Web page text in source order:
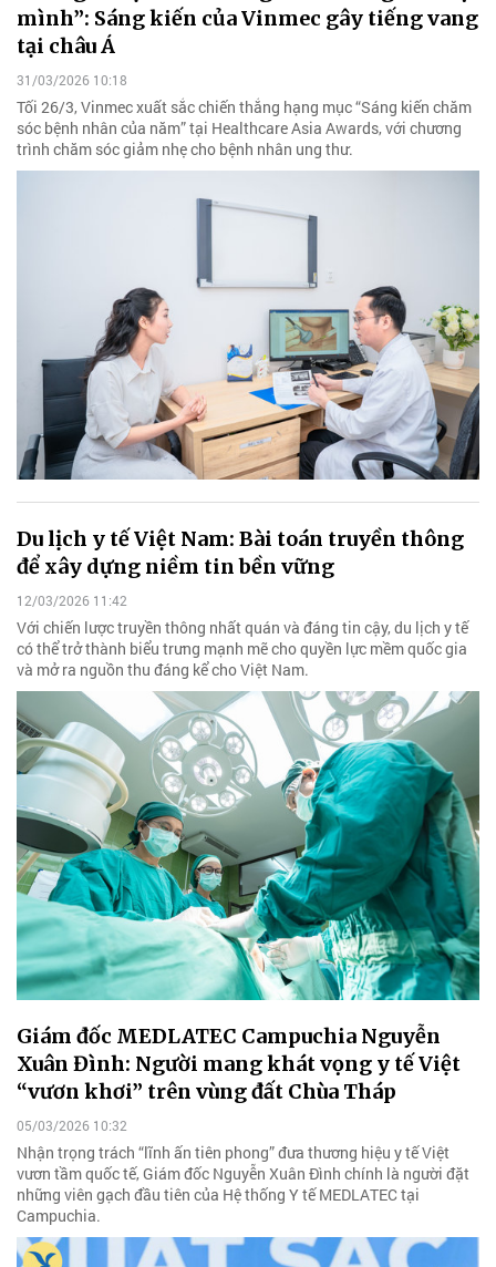
mình”: Sáng kiến của Vinmec gây tiếng vang
tại châu Á
31/03/2026 10:18
Tối 26/3, Vinmec xuất sắc chiến thắng hạng mục “Sáng kiến chăm
sóc bệnh nhân của năm” tại Healthcare Asia Awards, với chương
trình chăm sóc giảm nhẹ cho bệnh nhân ung thư.
Du lịch y tế Việt Nam: Bài toán truyền thông
để xây dựng niềm tin bền vững
12/03/2026 11:42
Với chiến lược truyền thông nhất quán và đáng tin cậy, du lịch y tế
có thể trở thành biểu trưng mạnh mẽ cho quyền lực mềm quốc gia
và mở ra nguồn thu đáng kể cho Việt Nam.
Giám đốc MEDLATEC Campuchia Nguyễn
Xuân Đình: Người mang khát vọng y tế Việt
“vươn khơi” trên vùng đất Chùa Tháp
05/03/2026 10:32
Nhận trọng trách “lĩnh ấn tiên phong” đưa thương hiệu y tế Việt
vươn tầm quốc tế, Giám đốc Nguyễn Xuân Đình chính là người đặt
những viên gạch đầu tiên của Hệ thống Y tế MEDLATEC tại
Campuchia.